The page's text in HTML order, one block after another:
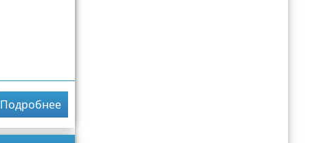
Подробнее